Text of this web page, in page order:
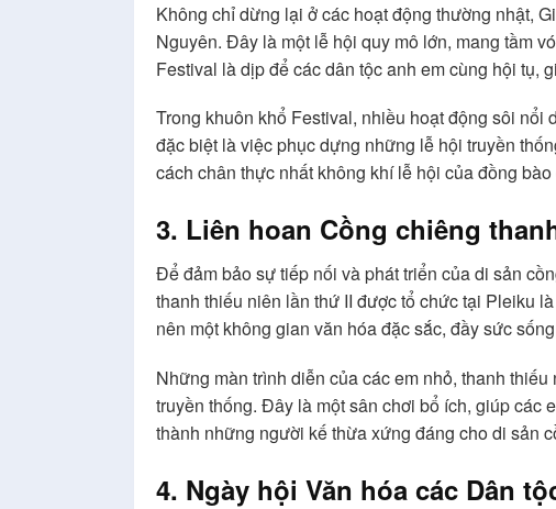
Không chỉ dừng lại ở các hoạt động thường nhật,
Nguyên. Đây là một lễ hội quy mô lớn, mang tầm
Festival là dịp để các dân tộc anh em cùng hội tụ,
Trong khuôn khổ Festival, nhiều hoạt động sôi
đặc biệt là việc phục dựng những lễ hội truyền
cách chân thực nhất không khí lễ hội của đồng
3. Liên hoan Cồng chiêng
Để đảm bảo sự tiếp nối và phát triển của di sản
thanh thiếu niên lần thứ II được tổ chức tại Pleiku
nên một không gian văn hóa đặc sắc, đầy sức
Những màn trình diễn của các em nhỏ, thanh
truyền thống. Đây là một sân chơi bổ ích, giúp các
thành những người kế thừa xứng đáng cho di sản
4. Ngày hội Văn hóa các Dân